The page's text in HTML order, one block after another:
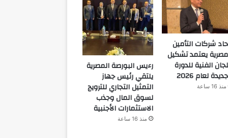
شركات التأمين
يعتمد تشكيل
الفنية للدورة
لعام 2026
منذ 16 ساعة
رءيس البورصة المصرية
يلتقي رئيس جهاز
التمثيل التجاري للترويج
لسوق المال وجذب
الاستثمارات الأجنبية
منذ 16 ساعة